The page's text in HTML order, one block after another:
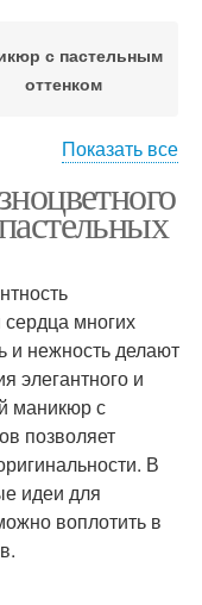
с пастельным
оттенком
Маникюр с
узорами
маникюр
маникюр
Показать все
многих
и нежность делают
элегантного и
маникюр с
позволяет
В
идеи для
воплотить в